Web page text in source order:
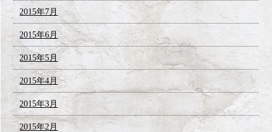
2015年7月
2015年6月
2015年5月
2015年4月
2015年3月
2015年2月